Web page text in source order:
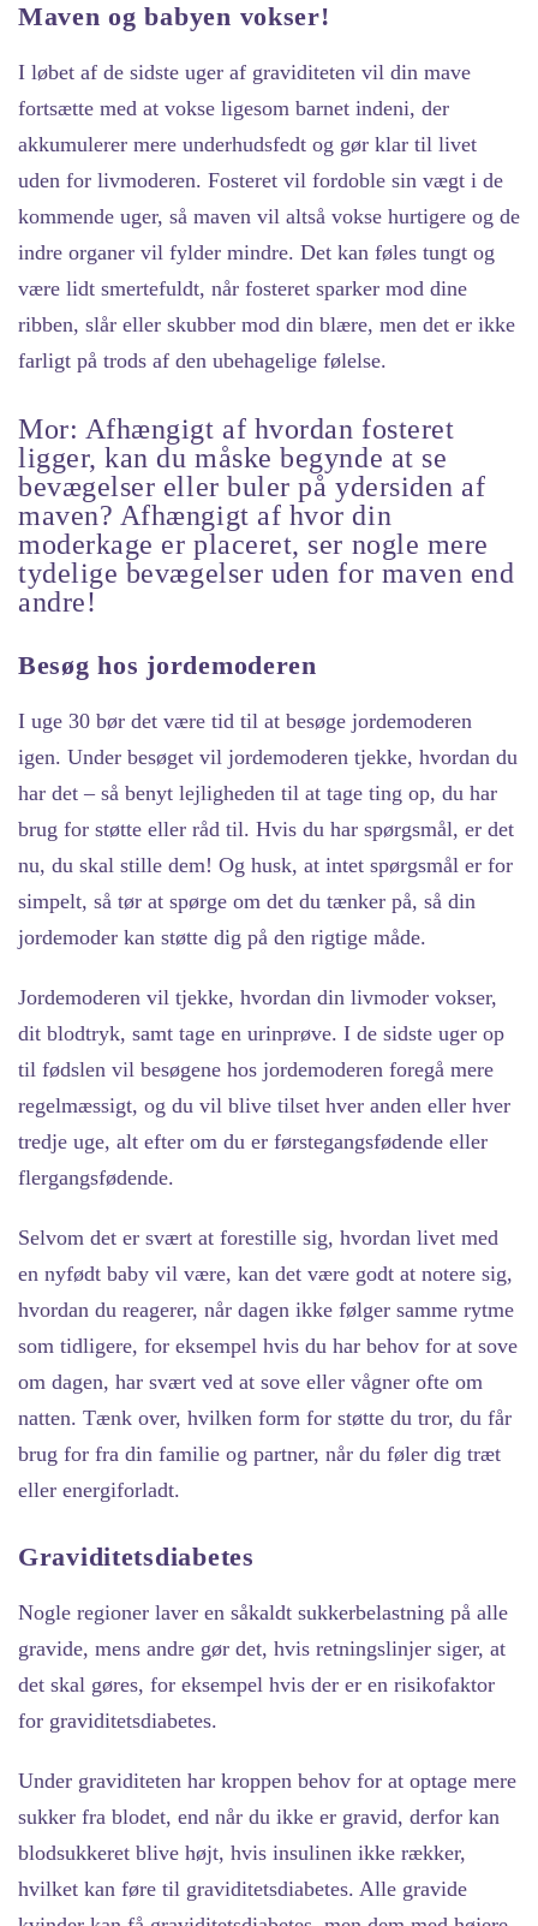
Maven og babyen vokser!
I løbet af de sidste uger af graviditeten vil din mave
fortsætte med at vokse ligesom barnet indeni, der
akkumulerer mere underhudsfedt og gør klar til livet
uden for livmoderen. Fosteret vil fordoble sin vægt i de
kommende uger, så maven vil altså vokse hurtigere og de
indre organer vil fylder mindre. Det kan føles tungt og
være lidt smertefuldt, når fosteret sparker mod dine
ribben, slår eller skubber mod din blære, men det er ikke
farligt på trods af den ubehagelige følelse.
Mor: Afhængigt af hvordan fosteret
ligger, kan du måske begynde at se
bevægelser eller buler på ydersiden af
maven? Afhængigt af hvor din
moderkage er placeret, ser nogle mere
tydelige bevægelser uden for maven end
andre!
Besøg hos jordemoderen
I uge 30 bør det være tid til at besøge jordemoderen
igen. Under besøget vil jordemoderen tjekke, hvordan du
har det – så benyt lejligheden til at tage ting op, du har
brug for støtte eller råd til. Hvis du har spørgsmål, er det
nu, du skal stille dem! Og husk, at intet spørgsmål er for
simpelt, så tør at spørge om det du tænker på, så din
jordemoder kan støtte dig på den rigtige måde.
Jordemoderen vil tjekke, hvordan din livmoder vokser,
dit blodtryk, samt tage en urinprøve. I de sidste uger op
til fødslen vil besøgene hos jordemoderen foregå mere
regelmæssigt, og du vil blive tilset hver anden eller hver
tredje uge, alt efter om du er førstegangsfødende eller
flergangsfødende.
Selvom det er svært at forestille sig, hvordan livet med
en nyfødt baby vil være, kan det være godt at notere sig,
hvordan du reagerer, når dagen ikke følger samme rytme
som tidligere, for eksempel hvis du har behov for at sove
om dagen, har svært ved at sove eller vågner ofte om
natten. Tænk over, hvilken form for støtte du tror, du får
brug for fra din familie og partner, når du føler dig træt
eller energiforladt.
Graviditetsdiabetes
Nogle regioner laver en såkaldt sukkerbelastning på alle
gravide, mens andre gør det, hvis retningslinjer siger, at
det skal gøres, for eksempel hvis der er en risikofaktor
for graviditetsdiabetes.
Under graviditeten har kroppen behov for at optage mere
sukker fra blodet, end når du ikke er gravid, derfor kan
blodsukkeret blive højt, hvis insulinen ikke rækker,
hvilket kan føre til graviditetsdiabetes. Alle gravide